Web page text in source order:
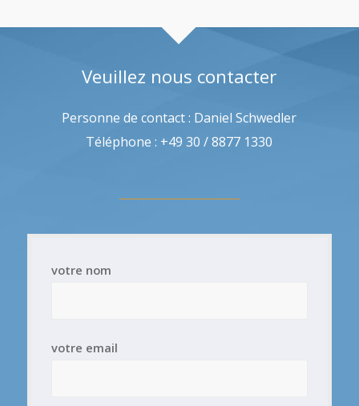
Veuillez nous contacter
Personne de contact : Daniel Schwedler
Téléphone : +49 30 / 8877 1330
votre nom
votre email